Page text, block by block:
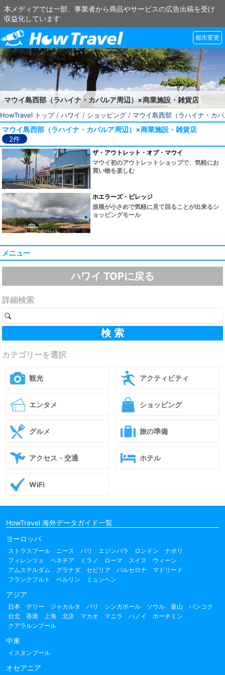
本メディアでは一部、事業者から商品やサービスの広告出稿を受け
収益化しています
都市変更
マウイ島西部（ラハイナ・カパルア周辺）×商業施設・雑貨店
HowTravel トップ/ ハワイ / ショッピング / マウイ島西部（ラハイナ・カ
マウイ島西部（ラハイナ・カパルア周辺）×商業施設・雑貨店
2件
ザ・アウトレット・オブ・マウイ
マウイ初のアウトレットショップで、気軽にお
買い物を楽しむ
ホエラーズ・ビレッジ
規模が小さめで気軽に見て回ることが出来るシ
ョッピングモール
メニュー
ハワイ TOPに戻る
詳細検索
カテゴリーを選択
観光 アクティビティ
エンタメ ショッピング
グルメ 旅の準備
アクセス・交通 ホテル
WiFi
HowTravel 海外データガイド一覧
ヨーロッパ
ストラスブール ニース パリ エジンバラ ロンドン
ナポリ
フィレンツェ
ベネチア ミラノ ローマ スイス
ウィーン
アムステルダム
グラナダ セビリア バルセロナ
マドリード
フランクフルト
ベルリン ミュンヘン
アジア
日本 デリー ジャカルタ バリ シンガポール ソウル 釜山
バンコク
台北
香港 上海 北京 マカオ マニラ ハノイ
ホーチミン
クアラルンプール
中東
イスタンブール
オセアニア